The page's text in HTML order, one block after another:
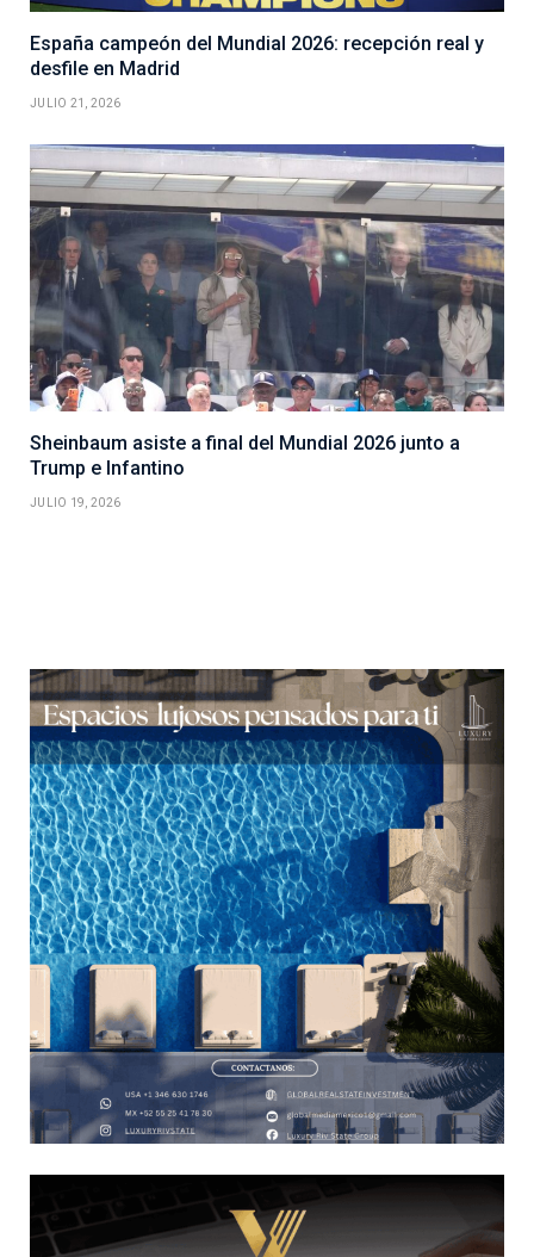
España campeón del Mundial 2026: recepción real y
desfile en Madrid
JULIO 21, 2026
Sheinbaum asiste a final del Mundial 2026 junto a
Trump e Infantino
JULIO 19, 2026